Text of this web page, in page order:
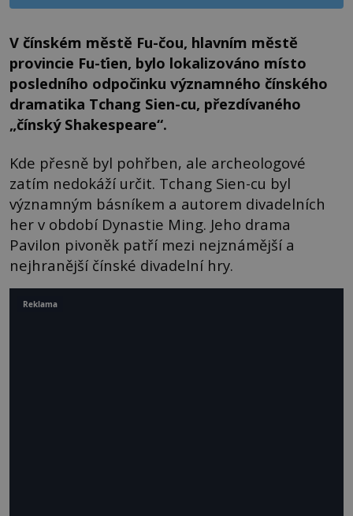
V čínském městě Fu-čou, hlavním městě
provincie Fu-ťien, bylo lokalizováno místo
posledního odpočinku významného čínského
dramatika Tchang Sien-cu, přezdívaného
„čínský Shakespeare“.
Kde přesně byl pohřben, ale archeologové
zatím nedokáží určit. Tchang Sien-cu byl
významným básníkem a autorem divadelních
her v období Dynastie Ming. Jeho drama
Pavilon pivoněk patří mezi nejznámější a
nejhranější čínské divadelní hry.
Reklama